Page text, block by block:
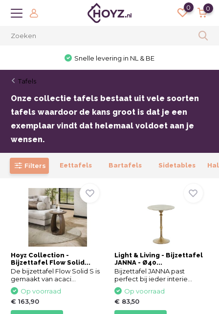
0 0
30 dagen bedenktijd
Tafels
Onze collectie tafels bestaat uit vele soorten
tafels waardoor de kans groot is dat je een
exemplaar vindt dat helemaal voldoet aan je
wensen.
Filters Eettafels Bartafels Sidetables
Hoyz Collection -
Bijzettafel Flow Solid...
De bijzettafel Flow Solid S is
gemaakt van acaci...
Op voorraad
€ 163,90
Light & Living - Bijzettafel
JANNA - Ø40...
Bijzettafel JANNA past
perfect bij ieder interie...
Op voorraad
€ 83,50